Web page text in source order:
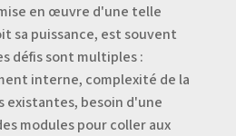
en œuvre d'une telle
sa puissance, est souvent
défis sont multiples :
interne, complexité de la
existantes, besoin d'une
modules pour coller aux